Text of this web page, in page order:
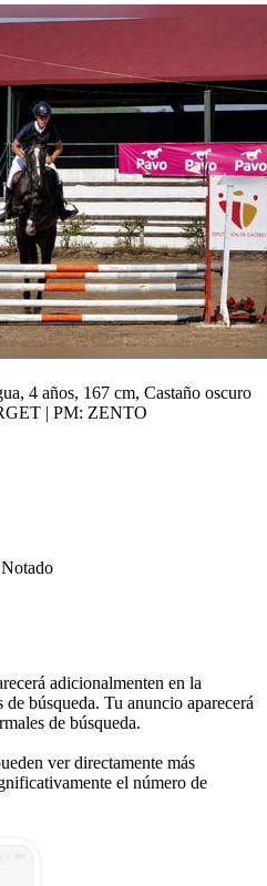
4 años, 167 cm, Castaño oscuro
| PM: ZENTO
Notado
adicionalmenten en la
búsqueda. Tu anuncio aparecerá
de búsqueda.
ver directamente más
el número de